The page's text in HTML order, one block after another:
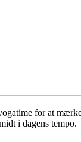
for at
i dagens tempo.